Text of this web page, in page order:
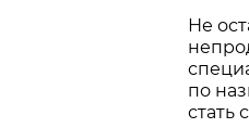
Не
по
стать